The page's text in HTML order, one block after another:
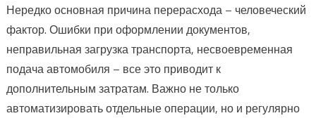
Нередко основная причина перерасхода – человеческий
фактор. Ошибки при оформлении документов,
неправильная загрузка транспорта, несвоевременная
подача автомобиля – все это приводит к
дополнительным затратам. Важно не только
автоматизировать отдельные операции, но и регулярно